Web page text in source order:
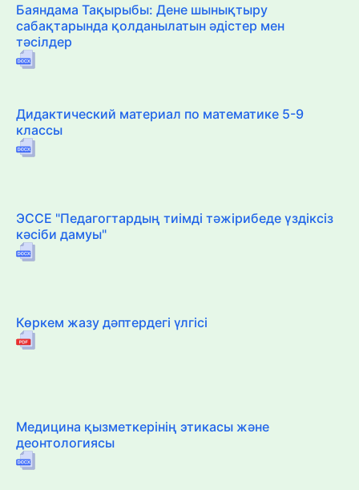
Баяндама Тақырыбы: Дене шынықтыру
сабақтарында қолданылатын әдістер мен
тәсілдер
Дидактический материал по математике 5-9
классы
ЭССЕ "Педагогтардың тиімді тәжірибеде үздіксіз
кәсіби дамуы"
Көркем жазу дәптердегі үлгісі
Медицина қызметкерінің этикасы және
деонтологиясы